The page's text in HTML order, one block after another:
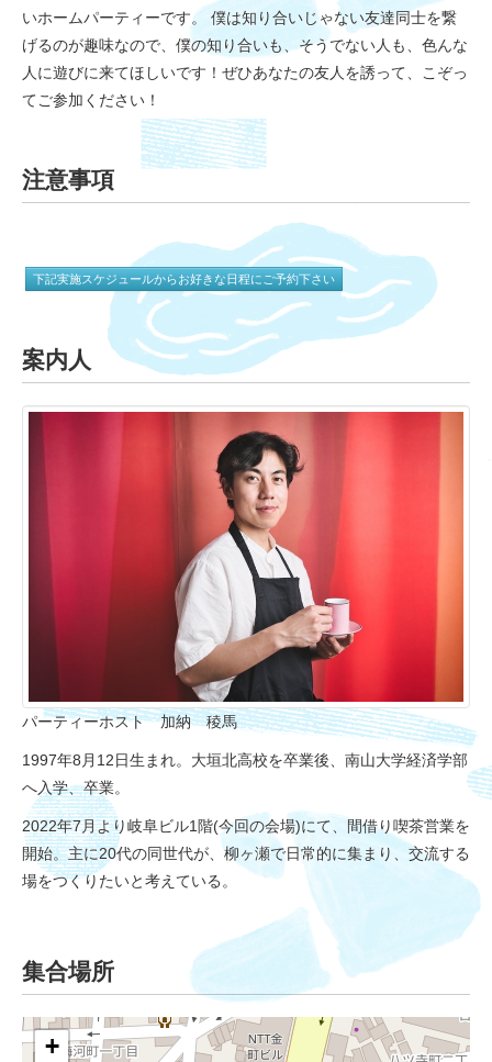
いホームパーティーです。 僕は知り合いじゃない友達同士を繋
げるのが趣味なので、僕の知り合いも、そうでない人も、色んな
人に遊びに来てほしいです！ぜひあなたの友人を誘って、こぞっ
てご参加ください！
注意事項
下記実施スケジュールからお好きな日程にご予約下さい
案内人
パーティーホスト 加納 稜馬
1997年8月12日生まれ。大垣北高校を卒業後、南山大学経済学部
へ入学、卒業。
2022年7月より岐阜ビル1階(今回の会場)にて、間借り喫茶営業を
開始。主に20代の同世代が、柳ヶ瀬で日常的に集まり、交流する
場をつくりたいと考えている。
集合場所
+